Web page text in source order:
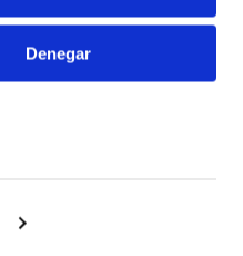
Denegar